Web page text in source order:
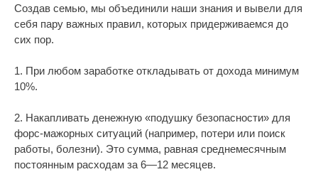
Создав семью, мы объединили наши знания и вывели для
себя пару важных правил, которых придерживаемся до
сих пор.
1. При любом заработке откладывать от дохода минимум
10%.
2. Накапливать денежную «подушку безопасности» для
форс-мажорных ситуаций (например, потери или поиск
работы, болезни). Это сумма, равная среднемесячным
постоянным расходам за 6—12 месяцев.